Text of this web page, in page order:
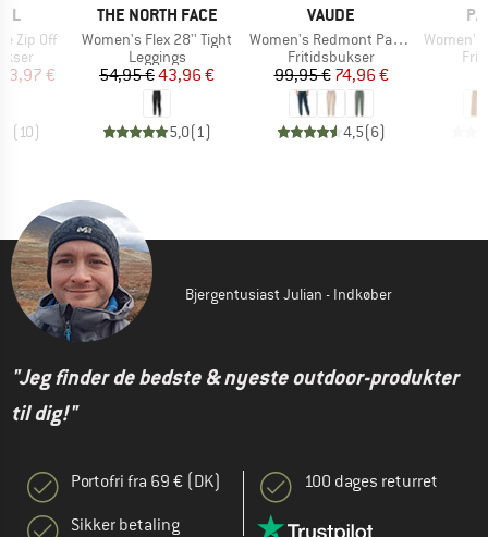
Zip Off
pris
83,97 €
(10)
MÆRKE
THE NORTH FACE
Artikel
Women's Flex 28'' Tight
Produktgruppe
Leggings
Pris
54,95 €Nedsat pris
43,96 €
5,0(1)
MÆRKE
VAUDE
Artikel
Women's Redmont Pants
Produktgruppe
Fritidsbukser
Pris
99,95 €Nedsat pris
74,96 €
4,5(6)
Artikel
Women's
Bjergentusiast Julian - Indkøber
"Jeg finder de bedste & nyeste outdoor-produkter
til dig!"
Portofri fra 69 € (DK)
Sikker betaling
100 dages returret